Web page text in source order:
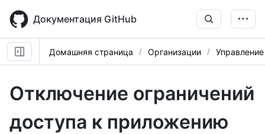
main
content
Документация GitHub
Домашняя страница Организации
Отключение ограничений
доступа к приложению